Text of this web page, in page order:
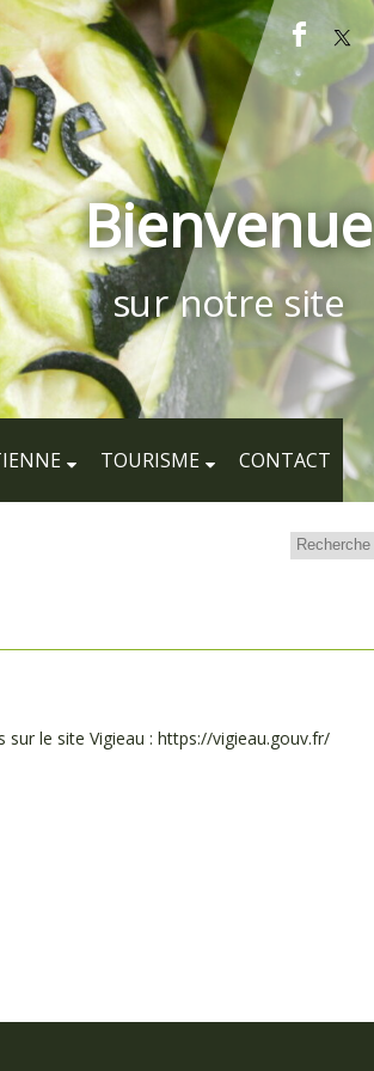
Bienvenue
sur notre site
TOURISME CONTACT
sur le site Vigieau : https://vigieau.gouv.fr/